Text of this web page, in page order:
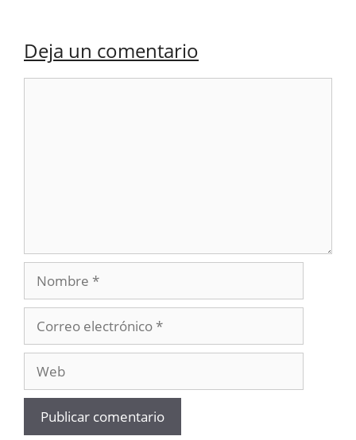
Deja un comentario
Nombre
electrónico